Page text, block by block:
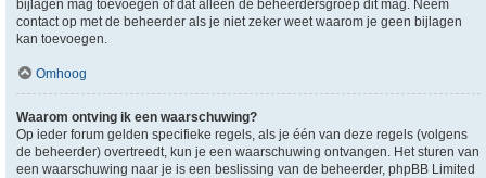
bijlagen mag toevoegen of dat alleen de beheerdersgroep dit mag. Neem
contact op met de beheerder als je niet zeker weet waarom je geen bijlagen
kan toevoegen.
Omhoog
Waarom ontving ik een waarschuwing?
Op ieder forum gelden specifieke regels, als je één van deze regels (volgens
de beheerder) overtreedt, kun je een waarschuwing ontvangen. Het sturen van
een waarschuwing naar je is een beslissing van de beheerder, phpBB Limited